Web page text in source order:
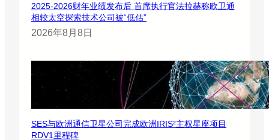
2025-2026财年业绩发布后 首席执行官法拉赫称欧卫通
相较太空探索技术公司被“低估”
2026年8月8日
SES与欧洲通信卫星公司完成欧洲IRIS²主权星座项目
RDV1里程碑